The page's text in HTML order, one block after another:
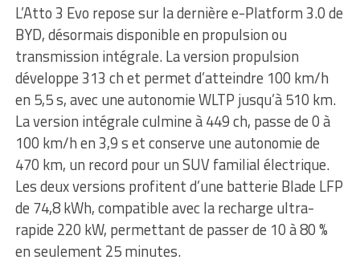
L’Atto 3 Evo repose sur la dernière e-Platform 3.0 de
BYD, désormais disponible en propulsion ou
transmission intégrale. La version propulsion
développe 313 ch et permet d’atteindre 100 km/h
en 5,5 s, avec une autonomie WLTP jusqu’à 510 km.
La version intégrale culmine à 449 ch, passe de 0 à
100 km/h en 3,9 s et conserve une autonomie de
470 km, un record pour un SUV familial électrique.
Les deux versions profitent d’une batterie Blade LFP
de 74,8 kWh, compatible avec la recharge ultra-
rapide 220 kW, permettant de passer de 10 à 80 %
en seulement 25 minutes.